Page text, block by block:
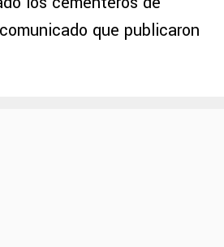
que publicaron